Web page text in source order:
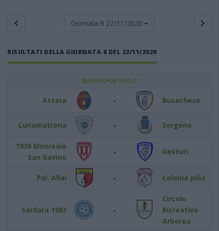
Giornata 8 22/11/2020
RISULTATI DELLA GIORNATA 8 DEL 22/11/2020
DIARIOSPORTIVO.IT
Atzara - Busachese
Lunamatrona - Sorgono
1936 Monreale
San Gavino
- Gesturi
Pol. Allai - Colonia Julia
Sardara 1983 -
Circolo
Ricreativo
Arborea